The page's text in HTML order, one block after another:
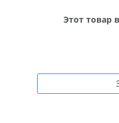
Этот товар